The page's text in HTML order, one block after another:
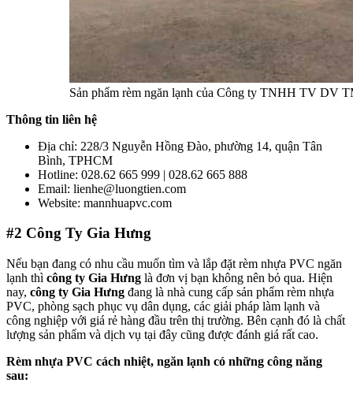
Sản phẩm rèm ngăn lạnh của Công ty TNHH TV DV
Thông tin liên hệ
Địa chỉ: 228/3 Nguyễn Hồng Đào, phường 14, quận Tân
Bình, TPHCM
Hotline: 028.62 665 999 | 028.62 665 888
Email: lienhe@luongtien.com
Website: mannhuapvc.com
#2 Công Ty Gia Hưng
Nếu bạn đang có nhu cầu muốn tìm và lắp đặt rèm nhựa PVC ngăn
lạnh thì công ty Gia Hưng là đơn vị bạn không nên bỏ qua. Hiện
nay, công ty Gia Hưng đang là nhà cung cấp sản phẩm rèm nhựa
PVC, phòng sạch phục vụ dân dụng, các giải pháp làm lạnh và
công nghiệp với giá rẻ hàng đầu trên thị trường. Bên cạnh đó là chất
lượng sản phẩm và dịch vụ tại đây cũng được đánh giá rất cao.
Rèm nhựa PVC cách nhiệt, ngăn lạnh có những công năng
sau: